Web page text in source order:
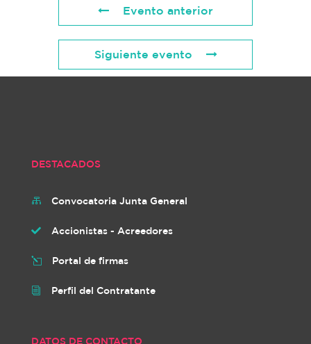
Evento anterior
Siguiente evento
DESTACADOS
 Convocatoria Junta General
 Accionistas - Acreedores
l Portal de firmas
i Perfil del Contratante
DATOS DE CONTACTO